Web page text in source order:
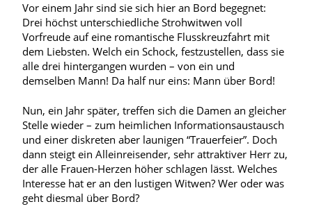
Vor einem Jahr sind sie sich hier an Bord begegnet:
Drei höchst unterschiedliche Strohwitwen voll
Vorfreude auf eine romantische Flusskreuzfahrt mit
dem Liebsten. Welch ein Schock, festzustellen, dass sie
alle drei hintergangen wurden – von ein und
demselben Mann! Da half nur eins: Mann über Bord!
Nun, ein Jahr später, treffen sich die Damen an gleicher
Stelle wieder – zum heimlichen Informationsaustausch
und einer diskreten aber launigen “Trauerfeier”. Doch
dann steigt ein Alleinreisender, sehr attraktiver Herr zu,
der alle Frauen-Herzen höher schlagen lässt. Welches
Interesse hat er an den lustigen Witwen? Wer oder was
geht diesmal über Bord?